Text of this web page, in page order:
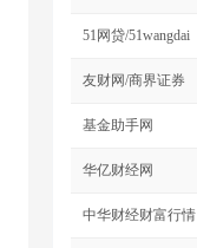
51网贷/51wangdai
友财网/商界证券
基金助手网
华亿财经网
中华财经财富行情